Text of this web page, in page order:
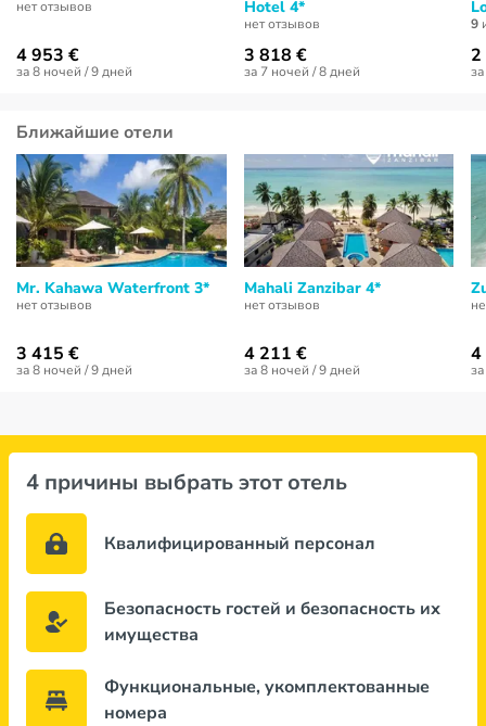
нет отзывов
4 953 €
за 8 ночей / 9 дней
Hotel 4*
нет отзывов
3 818 €
за 7 ночей / 8 дней
9
Ближайшие отели
Mr. Kahawa Waterfront 3*
нет отзывов
3 415 €
за 8 ночей / 9 дней
Mahali Zanzibar 4*
нет отзывов
4 211 €
за 8 ночей / 9 дней
4
4 причины выбрать этот отель
Квалифицированный персонал
Безопасность гостей и безопасность их
имущества
Функциональные, укомплектованные
номера